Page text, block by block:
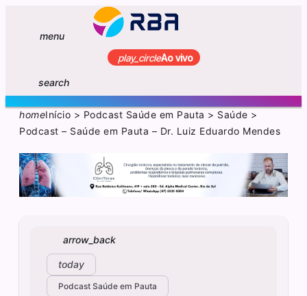
menu
play_circleAo vivo
search
homeInício > Podcast Saúde em Pauta > Saúde >
Podcast – Saúde em Pauta – Dr. Luiz Eduardo Mendes
arrow_back
today
Podcast Saúde em Pauta